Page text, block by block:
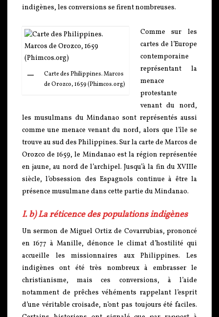
indigènes, les conversions se firent nombreuses.
Carte des Philippines. Marcos
de Orozco, 1659 (Phimcos.org)
Comme sur les
cartes de l’Europe
contemporaine
représentant la
menace
protestante
venant du nord,
les musulmans du Mindanao sont représentés aussi
comme une menace venant du nord, alors que l’île se
trouve au sud des Philippines. Sur la carte de Marcos de
Orozco de 1659, le Mindanao est la région représentée
en jaune, au nord de l’archipel. Jusqu’à la fin du XVIIIe
siècle, l’obsession des Espagnols continue à être la
présence musulmane dans cette partie du Mindanao.
I. b) La réticence des populations indigènes
Un sermon de Miguel Ortiz de Covarrubias, prononcé
en 1677 à Manille, dénonce le climat d’hostilité qui
accueille les missionnaires aux Philippines. Les
indigènes ont été très nombreux à embrasser le
christianisme, mais ces conversions, à l’aide
notamment de prêches véhéments rappelant l’esprit
d’une véritable croisade, n’ont pas toujours été faciles.